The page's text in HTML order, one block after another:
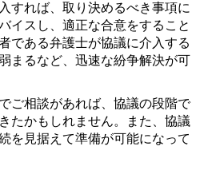
すれば、取り決めるべき事項に
イスし、適正な合意をすること
である弁護士が協議に介入する
まるなど、迅速な紛争解決が可
ご相談があれば、協議の段階で
たかもしれません。また、協議
を見据えて準備が可能になって